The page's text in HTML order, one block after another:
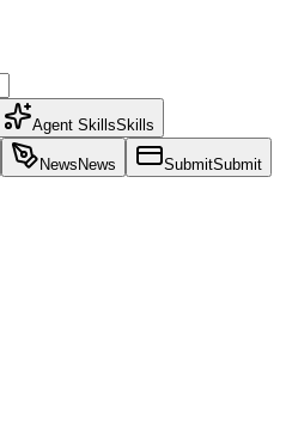
Agent SkillsSkills
News News SubmitSubmit